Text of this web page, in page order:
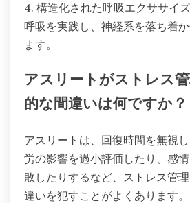
4. 構造化された呼吸エクササイ
呼吸を実践し、神経系を落ち着
ます。
アスリートがストレス
的な間違いは何ですか？
アスリートは、回復時間を無視
労の影響を過小評価したり、感
敗したりするなど、ストレス管
違いを犯すことがよくあります